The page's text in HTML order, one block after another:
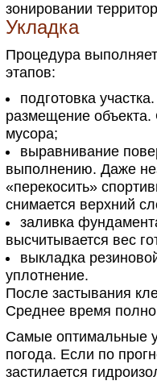
зонировании
Укладка
Процедура
этапов:
подготовка
размещение объекта.
мусора;
выравнивание
выполнению. Даже
«перекосить»
снимается верхний
заливка
высчитывается вес
выкладка
уплотнение.
После застывания
Среднее время
Самые оптимальные
погода. Если по
застилается